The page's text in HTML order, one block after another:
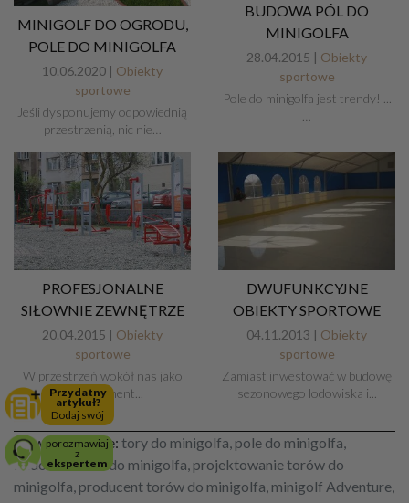
MINIGOLF DO OGRODU,
POLE DO MINIGOLFA
10.06.2020 | Obiekty
sportowe
Jeśli dysponujemy odpowiednią
przestrzenią, nic nie…
BUDOWA PÓL DO
MINIGOLFA
28.04.2015 | Obiekty
sportowe
Pole do minigolfa jest trendy! ...
PROFESJONALNE
SIŁOWNIE ZEWNĘTRZE
20.04.2015 | Obiekty
sportowe
W przestrzeń wokół nas jako
stały element...
DWUFUNKCYJNE
OBIEKTY SPORTOWE
04.11.2013 | Obiekty
sportowe
Zamiast inwestować w budowę
sezonowego lodowiska i...
Słowa kluczowe: tory do minigolfa, pole do minigolfa,
budowa torów do minigolfa, projektowanie torów do
minigolfa, producent torów do minigolfa, minigolf Adventure,
Przydatny
artykuł?
Dodaj swój
porozmawiaj
z
ekspertem